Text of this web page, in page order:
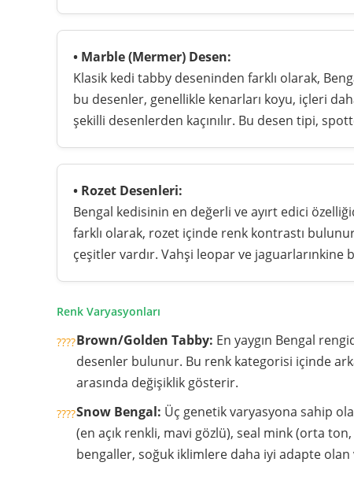
• Marble (Mermer) Desen:
Klasik kedi tabby deseninden farklı olarak,
bu desenler, genellikle kenarları koyu, içleri
şekilli desenlerden kaçınılır. Bu desen tipi,
• Rozet Desenleri:
Bengal kedisinin en değerli ve ayırt edici
farklı olarak, rozet içinde renk kontrastı
çeşitler vardır. Vahşi leopar ve jaguarlarınkine
Renk Varyasyonları
Brown/Golden Tabby: En yaygın Bengal
desenler bulunur. Bu renk kategorisi içinde
arasında değişiklik gösterir.
Snow Bengal: Üç genetik varyasyona sahip
(en açık renkli, mavi gözlü), seal mink (orta
bengaller, soğuk iklimlere daha iyi adapte olan